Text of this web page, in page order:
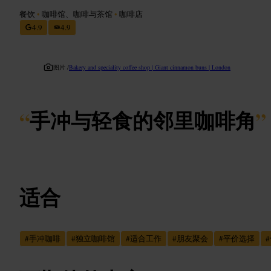
餐饮 • 咖啡馆、咖啡与茶馆 • 咖啡店
4.9
4.9
图片 /Bakery and speciality coffee shop | Giant cinnamon buns | London
“手冲与轻食的邻里咖啡角”
适合
#手冲咖啡 #独立咖啡馆 #适合工作 #朋友聚会 #平价选择 #